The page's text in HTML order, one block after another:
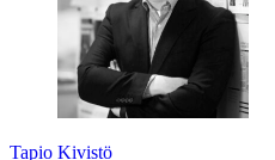
Tapio Kivistö